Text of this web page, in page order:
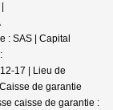
: SAS | Capital
17 | Lieu de
de garantie
caisse de garantie :